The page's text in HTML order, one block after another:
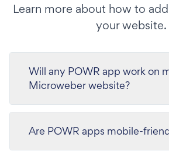
Learn more about how to
your website.
Will any POWR app work on
Microweber website?
Are POWR apps mobile-